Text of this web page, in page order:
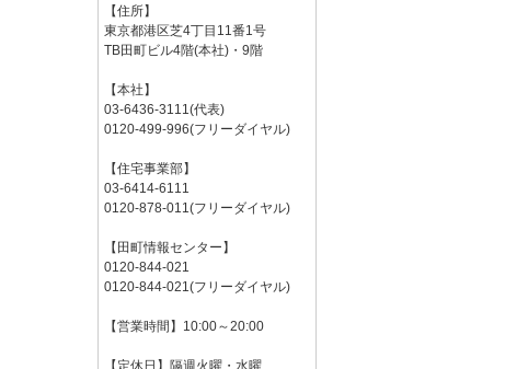
【住所】
東京都港区芝4丁目11番1号
TB田町ビル4階(本社)・9階
【本社】
03-6436-3111(代表)
0120-499-996(フリーダイヤル)
【住宅事業部】
03-6414-6111
0120-878-011(フリーダイヤル)
【田町情報センター】
0120-844-021
0120-844-021(フリーダイヤル)
【営業時間】10:00～20:00
【定休日】隔週火曜・水曜